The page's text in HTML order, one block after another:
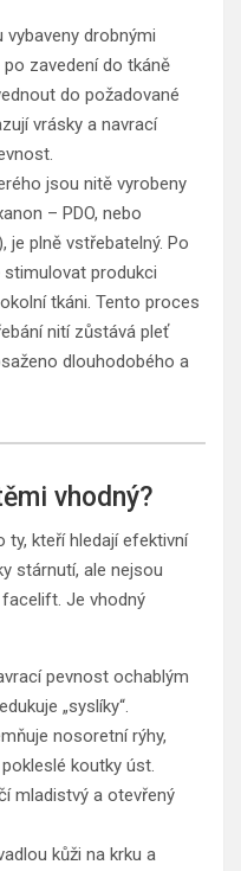
vybaveny drobnými
zavedení do tkáně
do požadované
vrásky a navrací
jsou nitě vyrobeny
– PDO, nebo
je plně vstřebatelný. Po
produkci
tkáni. Tento proces
nití zůstává pleť
dlouhodobého a
vhodný?
ty, kteří hledají efektivní
stárnutí, ale nejsou
Je vhodný
pevnost ochablým
„syslíky“.
nosoretní rýhy,
koutky úst.
mladistvý a otevřený
kůži na krku a